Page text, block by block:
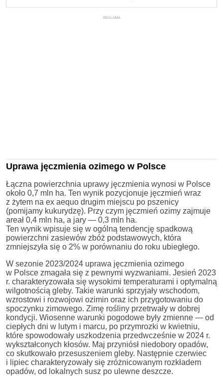
REKLAMA
Uprawa jęczmienia ozimego w Polsce
Łączna powierzchnia uprawy jęczmienia wynosi w Polsce
około 0,7 mln ha. Ten wynik pozycjonuje jęczmień wraz
z żytem na ex aequo drugim miejscu po pszenicy
(pomijamy kukurydzę). Przy czym jęczmień ozimy zajmuje
areał 0,4 mln ha, a jary — 0,3 mln ha.
Ten wynik wpisuje się w ogólną tendencję spadkową
powierzchni zasiewów zbóż podstawowych, która
zmniejszyła się o 2% w porównaniu do roku ubiegłego.
W sezonie 2023/2024 uprawa jęczmienia ozimego
w Polsce zmagała się z pewnymi wyzwaniami. Jesień 2023
r. charakteryzowała się wysokimi temperaturami i optymalną
wilgotnością gleby. Takie warunki sprzyjały wschodom,
wzrostowi i rozwojowi ozimin oraz ich przygotowaniu do
spoczynku zimowego. Zimę rośliny przetrwały w dobrej
kondycji. Wiosenne warunki pogodowe były zmienne — od
ciepłych dni w lutym i marcu, po przymrozki w kwietniu,
które spowodowały uszkodzenia przedwcześnie w 2024 r.
wykształconych kłosów. Maj przyniósł niedobory opadów,
co skutkowało przesuszeniem gleby. Następnie czerwiec
i lipiec charakteryzowały się zróżnicowanym rozkładem
opadów, od lokalnych susz po ulewne deszcze.